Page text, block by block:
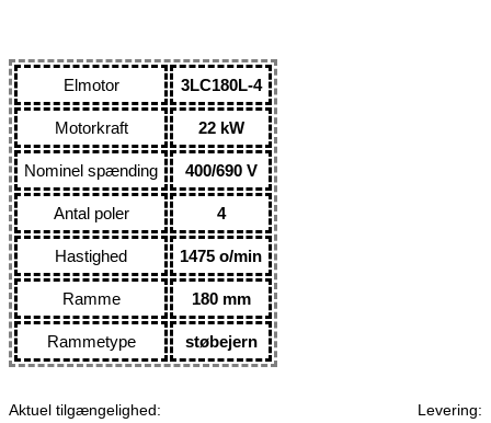
Elmotor 3LC180L-4
Motorkraft 22 kW
Nominel spænding 400/690 V
Antal poler 4
Hastighed 1475 o/min
Ramme 180 mm
Rammetype støbejern
Aktuel tilgængelighed:
Levering: